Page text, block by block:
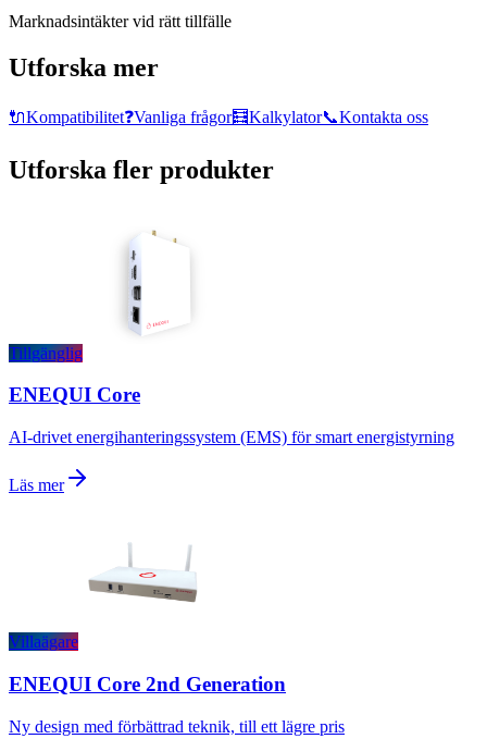
Marknadsintäkter vid rätt tillfälle
Utforska mer
🔌Kompatibilitet❓Vanliga frågor🧮Kalkylator📞Kontakta oss
Utforska fler produkter
Tillgänglig
ENEQUI Core
AI-drivet energihanteringssystem (EMS) för smart energistyrning
Läs mer
Villaägare
ENEQUI Core 2nd Generation
Ny design med förbättrad teknik, till ett lägre pris